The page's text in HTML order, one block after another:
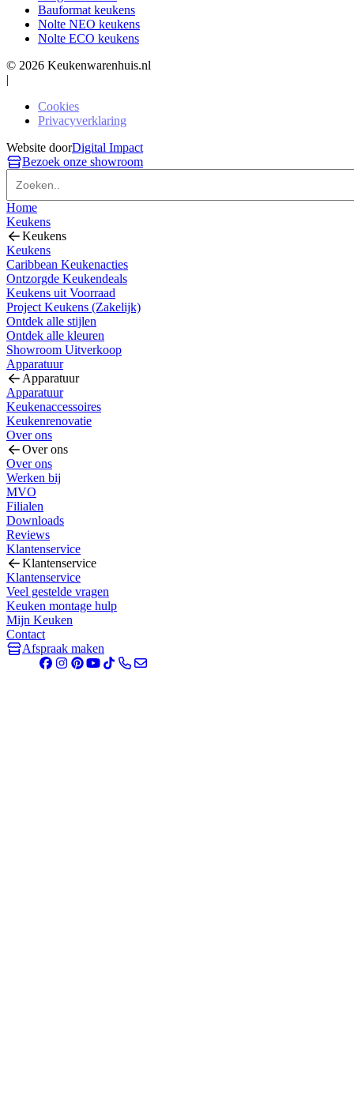
Bauformat keukens
Nolte NEO keukens
Nolte ECO keukens
© 2026 Keukenwarenhuis.nl
|
Cookies
Privacyverklaring
Website doorDigital Impact
Bezoek onze showroom
Home
Keukens
Keukens
Keukens
Caribbean Keukenacties
Ontzorgde Keukendeals
Keukens uit Voorraad
Project Keukens (Zakelijk)
Ontdek alle stijlen
Ontdek alle kleuren
Showroom Uitverkoop
Apparatuur
Apparatuur
Apparatuur
Keukenaccessoires
Keukenrenovatie
Over ons
Over ons
Over ons
Werken bij
MVO
Filialen
Downloads
Reviews
Klantenservice
Klantenservice
Klantenservice
Veel gestelde vragen
Keuken montage hulp
Mijn Keuken
Contact
Afspraak maken